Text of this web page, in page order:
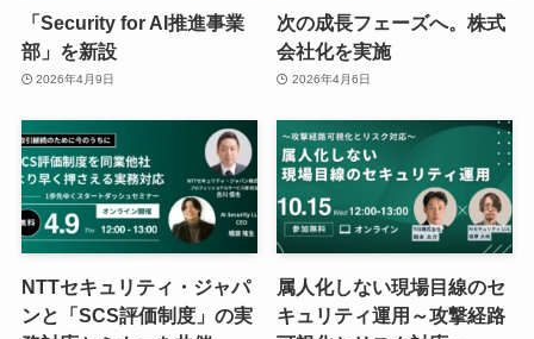
「Security for AI推進事業
部」を新設
2026年4月9日
次の成長フェーズへ。株式
会社化を実施
2026年4月6日
NTTセキュリティ・ジャパ
ンと「SCS評価制度」の実
属人化しない現場目線のセ
キュリティ運用～攻撃経路